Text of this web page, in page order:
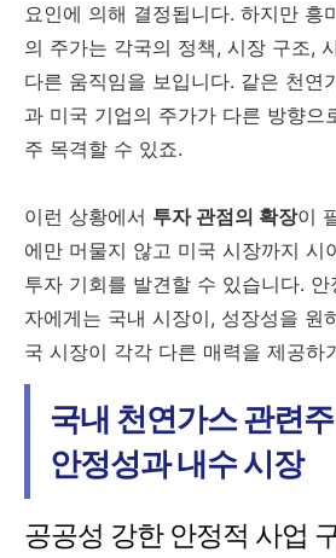
요인에 의해 결정됩니다. 하지만 흥
의 주가는 각국의 정책, 시장 구조,
다른 움직임을 보입니다. 같은 천연
과 미국 기업의 주가가 다른 방향으
주 목격할 수 있죠.
이런 상황에서 투자 관점의 확장이
에만 머물지 않고 미국 시장까지 시
투자 기회를 발견할 수 있습니다.
자에게는 국내 시장이, 성장성을 원
국 시장이 각각 다른 매력을 제공하
국내 천연가스 관련
안정성과 내수 시장
공공성 강한 안정적 사업